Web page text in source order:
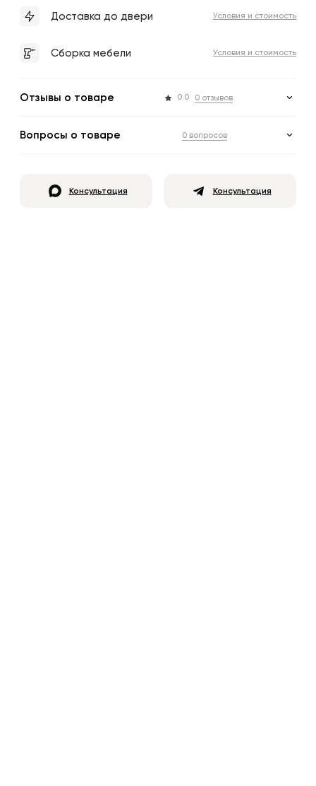
Доставка до двери Условия и стоимость
Сборка мебели Условия и стоимость
Отзывы о товаре 0.0 0 отзывов
Вопросы о товаре 0 вопросов
Консультация Консультация